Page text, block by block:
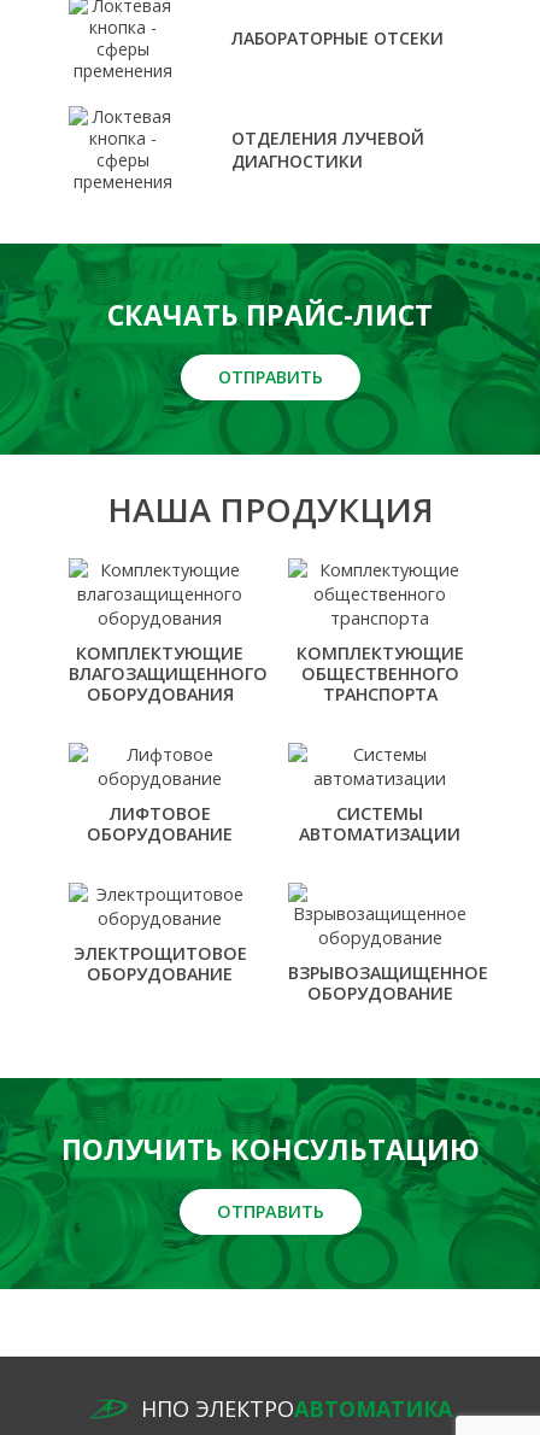
ЛАБОРАТОРНЫЕ ОТСЕКИ
ОТДЕЛЕНИЯ ЛУЧЕВОЙ
ДИАГНОСТИКИ
СКАЧАТЬ ПРАЙС-ЛИСТ
ОТПРАВИТЬ
НАША ПРОДУКЦИЯ
КОМПЛЕКТУЮЩИЕ
ВЛАГОЗАЩИЩЕННОГО
ОБОРУДОВАНИЯ
КОМПЛЕКТУЮЩИЕ
ОБЩЕСТВЕННОГО
ТРАНСПОРТА
ЛИФТОВОЕ
ОБОРУДОВАНИЕ
СИСТЕМЫ
АВТОМАТИЗАЦИИ
ЭЛЕКТРОЩИТОВОЕ
ОБОРУДОВАНИЕ
ВЗРЫВОЗАЩИЩЕННОЕ
ОБОРУДОВАНИЕ
ПОЛУЧИТЬ КОНСУЛЬТАЦИЮ
ОТПРАВИТЬ
НПО ЭЛЕКТРОАВТОМАТИКА